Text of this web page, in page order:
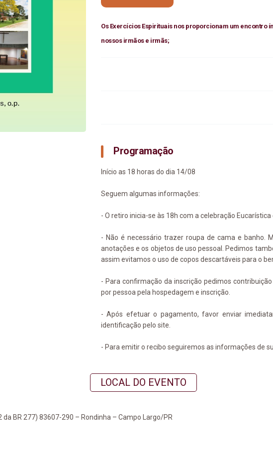
Os Exercícios Espirituais nos proporcionam um encontro
nossos irmãos e irmãs;
Programação
Início as 18 horas do dia 14/08
Seguem algumas informações:
- O retiro inicia-se às 18h com a celebração
- Não é necessário trazer roupa de cama e banho.
anotações e os objetos de uso pessoal. Pedimos
assim evitamos o uso de copos descartáveis para o
- Para confirmação da inscrição pedimos
por pessoa pela hospedagem e inscrição.
- Após efetuar o pagamento, favor enviar
identificação pelo site.
- Para emitir o recibo seguiremos as informações de
LOCAL DO EVENTO
BR 277) 83607-290 – Rondinha – Campo Largo/PR